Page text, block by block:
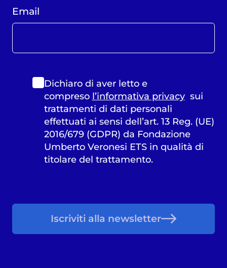
Email
Dichiaro di aver letto e
compreso l’informativa privacysui
trattamenti di dati personali
effettuati ai sensi dell’art. 13 Reg. (UE)
2016/679 (GDPR) da Fondazione
Umberto Veronesi ETS in qualità di
titolare del trattamento.
Iscriviti alla newsletter